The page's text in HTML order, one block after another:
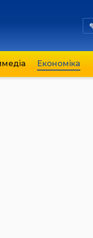
Економіка